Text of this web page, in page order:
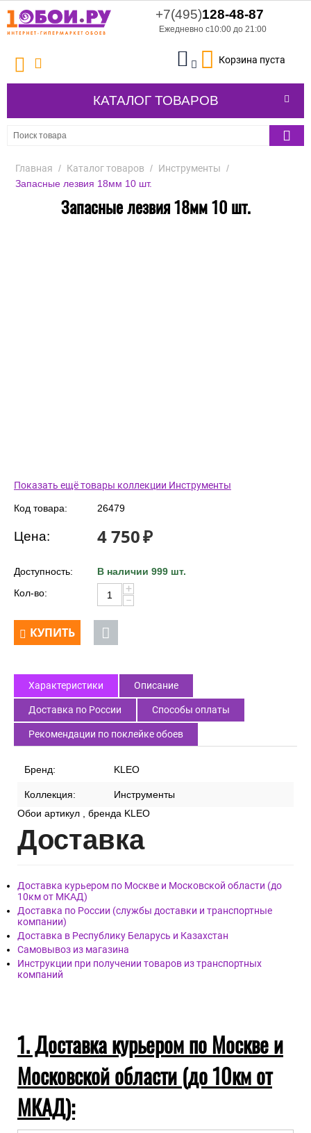
+7(495)128-48-87
Ежедневно с10:00 до 21:00
Корзина пуста
КАТАЛОГ ТОВАРОВ
Главная / Каталог товаров / Инструменты /
Запасные лезвия 18мм 10 шт.
Запасные лезвия 18мм 10 шт.
Показать ещё товары коллекции Инструменты
Код товара: 26479
Цена: 4 750₽
Доступность:
В наличии 999 шт.
Кол-во:
+
−
КУПИТЬ
Характеристики Описание
Доставка по России Способы оплаты
Рекомендации по поклейке обоев
Бренд: KLEO
Коллекция:
Инструменты
Обои артикул , бренда KLEO
Доставка
Доставка курьером по Москве и Московской области (до
10км от МКАД)
Доставка по России (службы доставки и транспортные
компании)
Доставка в Республику Беларусь и Казахстан
Самовывоз из магазина
Инструкции при получении товаров из транспортных
компаний
1. Доставка курьером по Москве и
Московской области (до 10км от
МКАД):